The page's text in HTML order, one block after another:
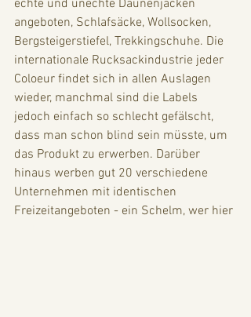
echte und unechte Daunenjacken
angeboten, Schlafsäcke, Wollsocken,
Bergsteigerstiefel, Trekkingschuhe. Die
internationale Rucksackindustrie jeder
Coloeur findet sich in allen Auslagen
wieder, manchmal sind die Labels
jedoch einfach so schlecht gefälscht,
dass man schon blind sein müsste, um
das Produkt zu erwerben. Darüber
hinaus werben gut 20 verschiedene
Unternehmen mit identischen
Freizeitangeboten - ein Schelm, wer hier